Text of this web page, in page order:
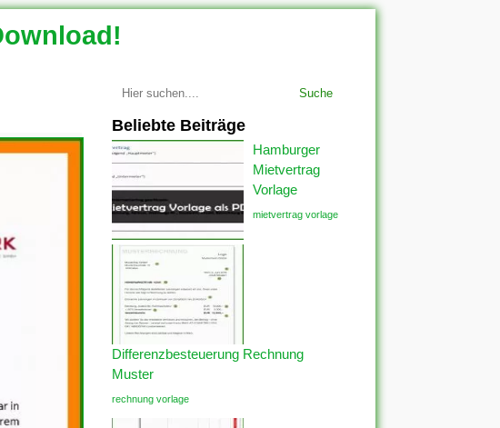
Suche
Beliebte Beiträge
Hamburger
Mietvertrag
Vorlage
mietvertrag vorlage
Differenzbesteuerung Rechnung
Muster
rechnung vorlage